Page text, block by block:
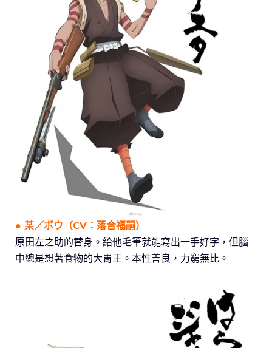
● 某／ボウ（CV：落合福嗣）
原田左之助的替身。給他毛筆就能寫出一手好字，但腦
中總是想著食物的大胃王。本性善良，力窮無比。